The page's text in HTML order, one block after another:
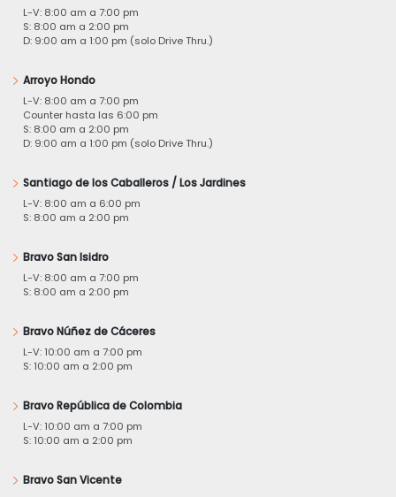
L-V: 8:00 am a 7:00 pm
S: 8:00 am a 2:00 pm
D: 9:00 am a 1:00 pm (solo Drive Thru.)
Arroyo Hondo
L-V: 8:00 am a 7:00 pm
Counter hasta las 6:00 pm
S: 8:00 am a 2:00 pm
D: 9:00 am a 1:00 pm (solo Drive Thru.)
Santiago de los Caballeros / Los Jardines
L-V: 8:00 am a 6:00 pm
S: 8:00 am a 2:00 pm
Bravo San Isidro
L-V: 8:00 am a 7:00 pm
S: 8:00 am a 2:00 pm
Bravo Núñez de Cáceres
L-V: 10:00 am a 7:00 pm
S: 10:00 am a 2:00 pm
Bravo República de Colombia
L-V: 10:00 am a 7:00 pm
S: 10:00 am a 2:00 pm
Bravo San Vicente